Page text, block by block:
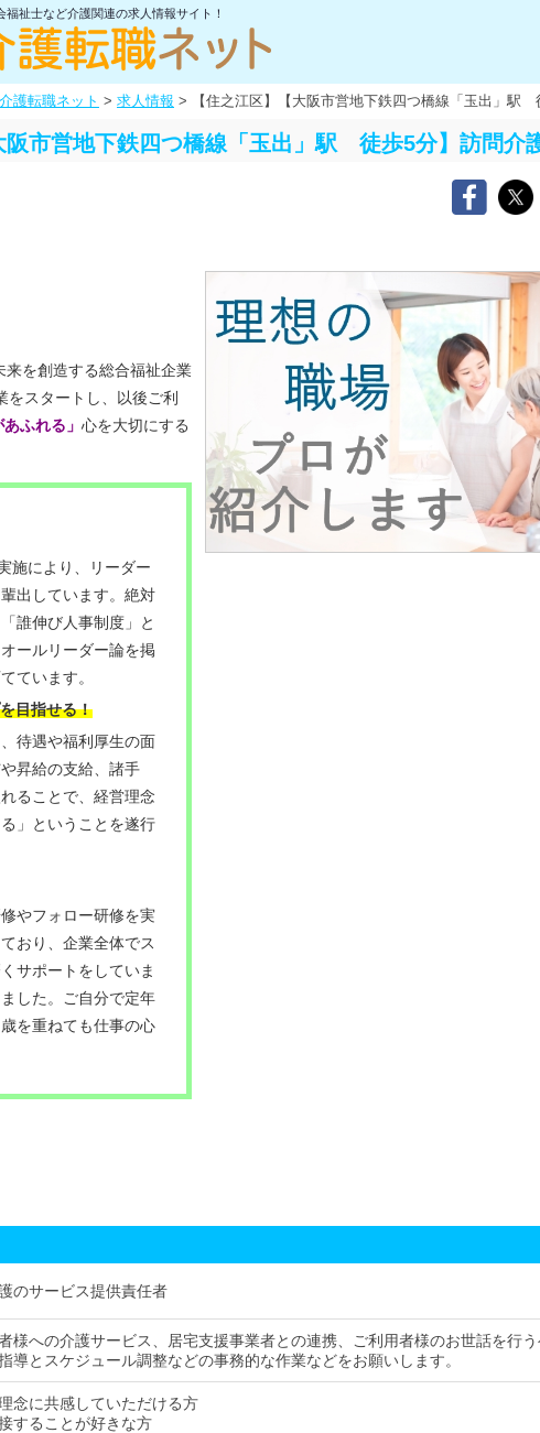
祉士など介護関連の求人情報サイト！
護転職ネット > 求人情報 > 【住之江区】【大阪市営地下鉄四つ橋線「玉出」
阪市営地下鉄四つ橋線「玉出」駅 徒歩5分】訪問
来を創造する総合福祉企業
スタートし、以後ご利
ふれる」 心を大切にする
施により、リーダー
出しています。絶対
誰伸び人事制度」と
ールリーダー論を掲
ています。
目指せる！
待遇や福利厚生の面
昇給の支給、諸手
ることで、経営理念
」ということを遂行
やフォロー研修を実
おり、企業全体でス
サポートをしていま
した。ご自分で定年
を重ねても仕事の心
のサービス提供責任者
様への介護サービス、居宅支援事業者との連携、ご利用者様のお世話を行
導とスケジュール調整などの事務的な作業などをお願いします。
念に共感していただける方
することが好きな方